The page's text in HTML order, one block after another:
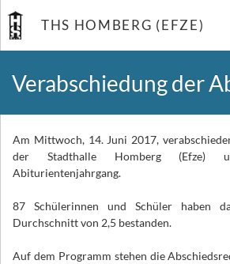
THS HOMBERG (EFZE)
Verabschiedung der
Am Mittwoch, 14. Juni 2017,
der Stadthalle Homberg (Efze)
Abiturientenjahrgang.
87 Schülerinnen und Schüler haben
Durchschnitt von 2,5 bestanden.
Auf dem Programm stehen die